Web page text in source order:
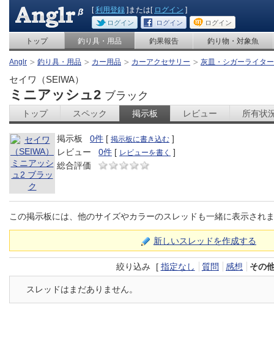
[利用登録 ]または[ ログイン ]
ログイン ログイン ログイン
トップ 釣り具・用品 釣果報告 釣り物・対象魚
Anglr 釣り具・用品 カー用品 カーアクセサリー 灰皿・シガーライター
セイワ（SEIWA）
ミニアッシュ2 ブラック
トップ スペック 掲示板 レビュー 所有状
掲示板 0件 [ 掲示板に書き込む ]
レビュー
0件 [ レビューを書く ]
総合評価
この掲示板には、他のサイズやカラーのスレッドも一緒に表示され
新しいスレッドを作成する
絞り込み [ 指定なし 質問 感想 その
スレッドはまだありません。